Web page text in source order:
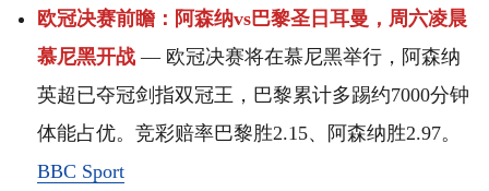
欧冠决赛前瞻：阿森纳vs巴黎圣日耳曼，周六凌晨
慕尼黑开战 — 欧冠决赛将在慕尼黑举行，阿森纳
英超已夺冠剑指双冠王，巴黎累计多踢约7000分钟
体能占优。竞彩赔率巴黎胜2.15、阿森纳胜2.97。
BBC Sport